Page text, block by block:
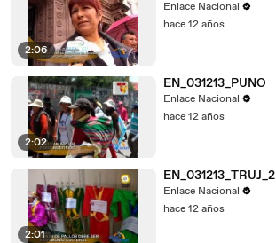
2:06
Enlace Nacional
hace 12 años
2:02
EN_031213_PUNO
Enlace Nacional
hace 12 años
2:01
EN_031213_TRUJ_2
Enlace Nacional
hace 12 años